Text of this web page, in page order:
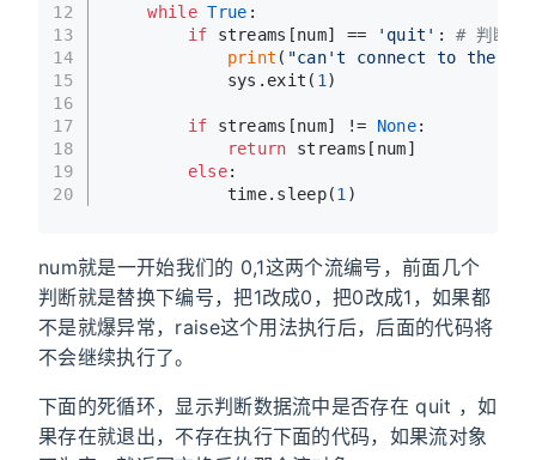
12
13
14
15
16
17
18
19
20
while True :
if streams[num] == 'quit' : # 判断列
print ( "can't connect to the
            sys.exit(
1 )
if streams[num] != None:
return streams[num]
else:
            time.sleep(
1 )
num就是一开始我们的 0,1这两个流编号，前面几个
判断就是替换下编号，把1改成0，把0改成1，如果都
不是就爆异常，raise这个用法执行后，后面的代码将
不会继续执行了。
下面的死循环，显示判断数据流中是否存在 quit ，如
果存在就退出，不存在执行下面的代码，如果流对象